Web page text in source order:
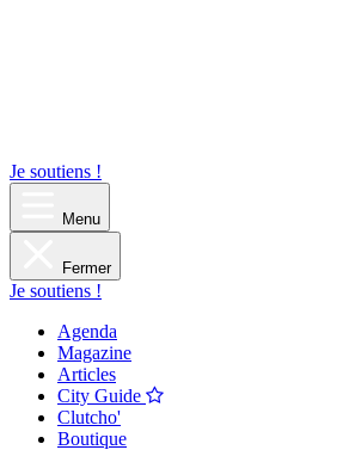
Je soutiens !
Menu
Fermer
Je soutiens !
Agenda
Magazine
Articles
City Guide
Clutcho'
Boutique